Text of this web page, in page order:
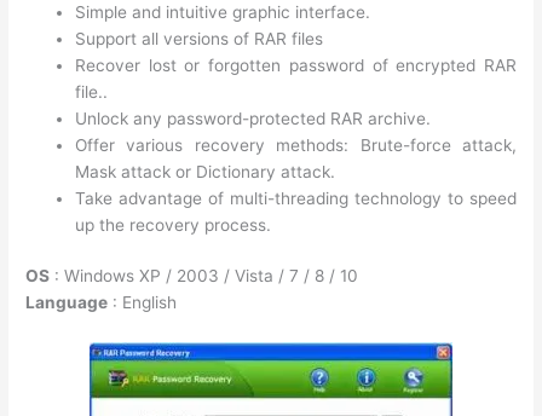
Simple and intuitive graphic interface.
Support all versions of RAR files
Recover lost or forgotten password of encrypted RAR
file..
Unlock any password-protected RAR archive.
Offer various recovery methods: Brute-force attack,
Mask attack or Dictionary attack.
Take advantage of multi-threading technology to speed
up the recovery process.
OS : Windows XP / 2003 / Vista / 7 / 8 / 10
Language : English